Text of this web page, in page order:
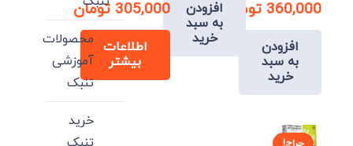
قیمت
اصلی:
424,800 تومان
360,000 تومان
قیمت
فعلی:
360,000 تومان.
افزودن
به سبد
خرید
398,000 تومان
بود.
فعلی:
355,000 تومان.
افزودن
به سبد
خرید
قیمت
اصلی:
424,800 تومان
305,000 تومان
قیمت
فعلی:
305,000 تومان.
اطلاعات
بیشتر
محصولات
آموزشی
تنبک
خرید